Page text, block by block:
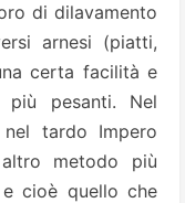
di dilavamento
arnesi (piatti,
certa facilità e
pesanti. Nel
tardo Impero
metodo più
cioè quello che